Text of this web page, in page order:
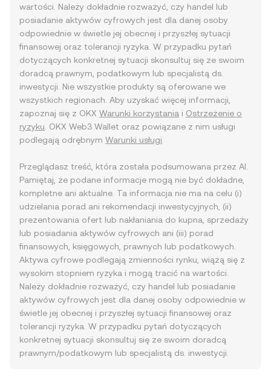
wartości. Należy dokładnie rozważyć, czy handel lub
posiadanie aktywów cyfrowych jest dla danej osoby
odpowiednie w świetle jej obecnej i przyszłej sytuacji
finansowej oraz tolerancji ryzyka. W przypadku pytań
dotyczących konkretnej sytuacji skonsultuj się ze swoim
doradcą prawnym, podatkowym lub specjalistą ds.
inwestycji. Nie wszystkie produkty są oferowane we
wszystkich regionach. Aby uzyskać więcej informacji,
zapoznaj się z OKX Warunki korzystania i Ostrzeżenie o
ryzyku . OKX Web3 Wallet oraz powiązane z nim usługi
podlegają odrębnym Warunki usługi
Przeglądasz treść, która została podsumowana przez AI.
Pamiętaj, że podane informacje mogą nie być dokładne,
kompletne ani aktualne. Ta informacja nie ma na celu (i)
udzielania porad ani rekomendacji inwestycyjnych, (ii)
prezentowania ofert lub nakłaniania do kupna, sprzedaży
lub posiadania aktywów cyfrowych ani (iii) porad
finansowych, księgowych, prawnych lub podatkowych.
Aktywa cyfrowe podlegają zmienności rynku, wiążą się z
wysokim stopniem ryzyka i mogą tracić na wartości.
Należy dokładnie rozważyć, czy handel lub posiadanie
aktywów cyfrowych jest dla danej osoby odpowiednie w
świetle jej obecnej i przyszłej sytuacji finansowej oraz
tolerancji ryzyka. W przypadku pytań dotyczących
konkretnej sytuacji skonsultuj się ze swoim doradcą
prawnym/podatkowym lub specjalistą ds. inwestycji.